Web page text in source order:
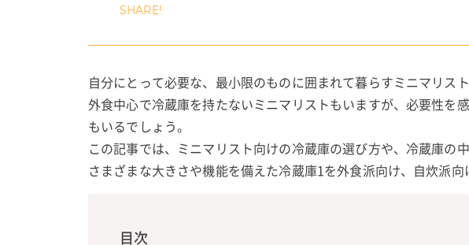
自分にとって必要な、最小限のものに囲まれて暮らすミニマリスト
外食中心で冷蔵庫を持たないミニマリストもいますが、必要性を
もいるでしょう。
この記事では、ミニマリスト向けの冷蔵庫の選び方や、冷蔵庫の
さまざまな大きさや機能を備えた冷蔵庫1を外食派向け、自炊派向
目次